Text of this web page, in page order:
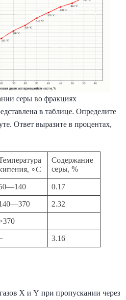
серы во фракциях
в таблице. Определите
Ответ выразите в процентах,
∘C
Содержание
серы, %
0.17
2.32
3.16
X и Y при пропускании через